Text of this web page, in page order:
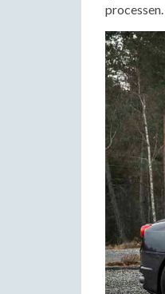
processen.